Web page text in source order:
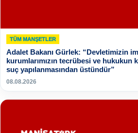
TÜM MANŞETLER
Adalet Bakanı Gürlek: “Devletimizin
kurumlarımızın tecrübesi ve hukukun
suç yapılanmasından üstündür”
08.08.2026